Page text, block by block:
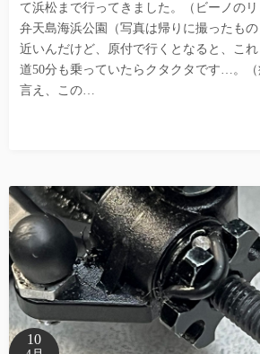
て浜松まで行ってきました。（ビーノの
弁天島海浜公園（写真は帰りに撮ったも
近いんだけど、原付で行くとなると、こ
道50分も乗っていたらクタクタです…。
言え、この…
10